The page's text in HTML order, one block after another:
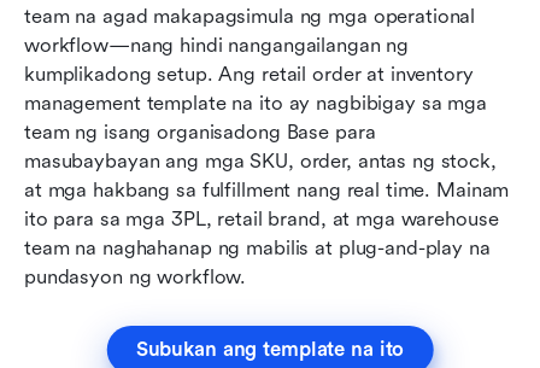
team na agad makapagsimula ng mga operational
workflow—nang hindi nangangailangan ng
kumplikadong setup. Ang retail order at inventory
management template na ito ay nagbibigay sa mga
team ng isang organisadong Base para
masubaybayan ang mga SKU, order, antas ng stock,
at mga hakbang sa fulfillment nang real time. Mainam
ito para sa mga 3PL, retail brand, at mga warehouse
team na naghahanap ng mabilis at plug-and-play na
pundasyon ng workflow.
Subukan ang template na ito